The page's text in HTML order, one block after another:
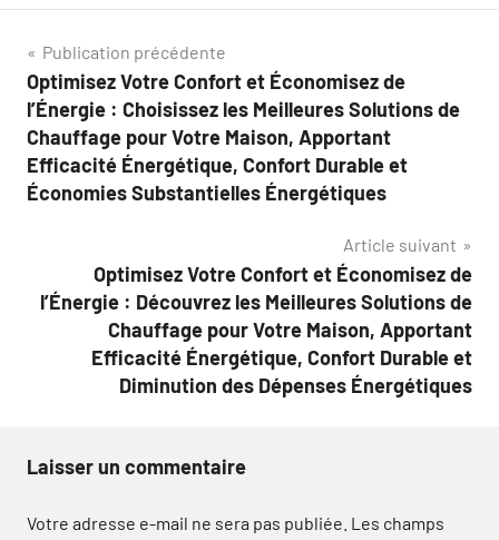
Navigation
de
l’article
Publication précédente
Optimisez Votre Confort et Économisez de
l’Énergie : Choisissez les Meilleures Solutions de
Chauffage pour Votre Maison, Apportant
Efficacité Énergétique, Confort Durable et
Économies Substantielles Énergétiques
Article suivant
Optimisez Votre Confort et Économisez de
l’Énergie : Découvrez les Meilleures Solutions de
Chauffage pour Votre Maison, Apportant
Efficacité Énergétique, Confort Durable et
Diminution des Dépenses Énergétiques
Laisser un commentaire
Votre adresse e-mail ne sera pas publiée. Les champs